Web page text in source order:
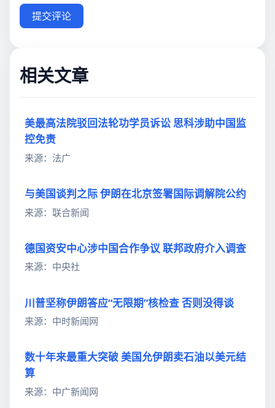
提交评论
相关文章
美最高法院驳回法轮功学员诉讼 思科涉助中国监
控免责
来源：法广
与美国谈判之际 伊朗在北京签署国际调解院公约
来源：联合新闻
德国资安中心涉中国合作争议 联邦政府介入调查
来源：中央社
川普坚称伊朗答应“无限期”核检查 否则没得谈
来源：中时新闻网
数十年来最重大突破 美国允伊朗卖石油以美元结
算
来源：中广新闻网